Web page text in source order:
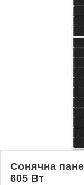
Сонячна
605 Вт